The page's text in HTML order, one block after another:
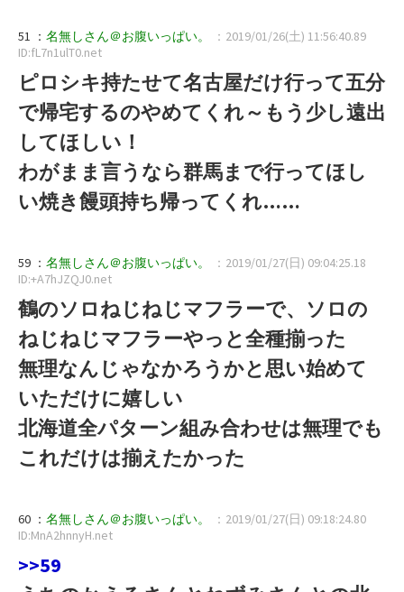
51 ： 名無しさん＠お腹いっぱい。
：2019/01/26(土) 11:56:40.89
ID:fL7n1ulT0.net
ピロシキ持たせて名古屋だけ行って五分
で帰宅するのやめてくれ～もう少し遠出
してほしい！
わがまま言うなら群馬まで行ってほし
い焼き饅頭持ち帰ってくれ……
59 ： 名無しさん＠お腹いっぱい。
：2019/01/27(日) 09:04:25.18
ID:+A7hJZQJ0.net
鶴のソロねじねじマフラーで、ソロの
ねじねじマフラーやっと全種揃った
無理なんじゃなかろうかと思い始めて
いただけに嬉しい
北海道全パターン組み合わせは無理でも
これだけは揃えたかった
60 ： 名無しさん＠お腹いっぱい。
：2019/01/27(日) 09:18:24.80
ID:MnA2hnnyH.net
>>59